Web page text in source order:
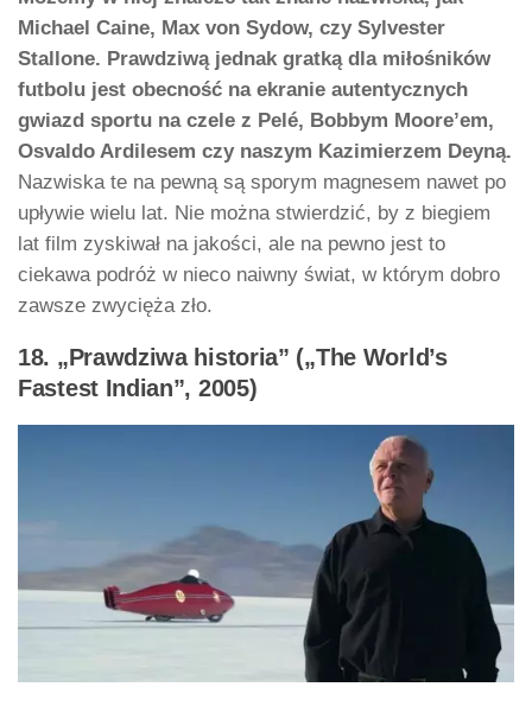
Michael Caine, Max von Sydow, czy Sylvester
Stallone. Prawdziwą jednak gratką dla miłośników
futbolu jest obecność na ekranie autentycznych
gwiazd sportu na czele z Pelé, Bobbym Moore’em,
Osvaldo Ardilesem czy naszym Kazimierzem Deyną.
Nazwiska te na pewną są sporym magnesem nawet po
upływie wielu lat. Nie można stwierdzić, by z biegiem
lat film zyskiwał na jakości, ale na pewno jest to
ciekawa podróż w nieco naiwny świat, w którym dobro
zawsze zwycięża zło.
18. „Prawdziwa historia” („The World’s
Fastest Indian”, 2005)